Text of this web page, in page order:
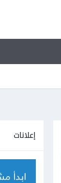
إعلانات